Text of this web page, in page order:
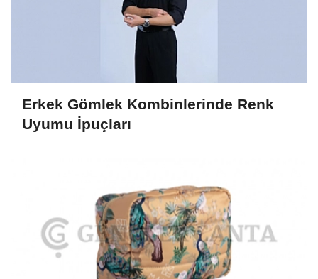
Erkek Gömlek Kombinlerinde Renk
Uyumu İpuçları